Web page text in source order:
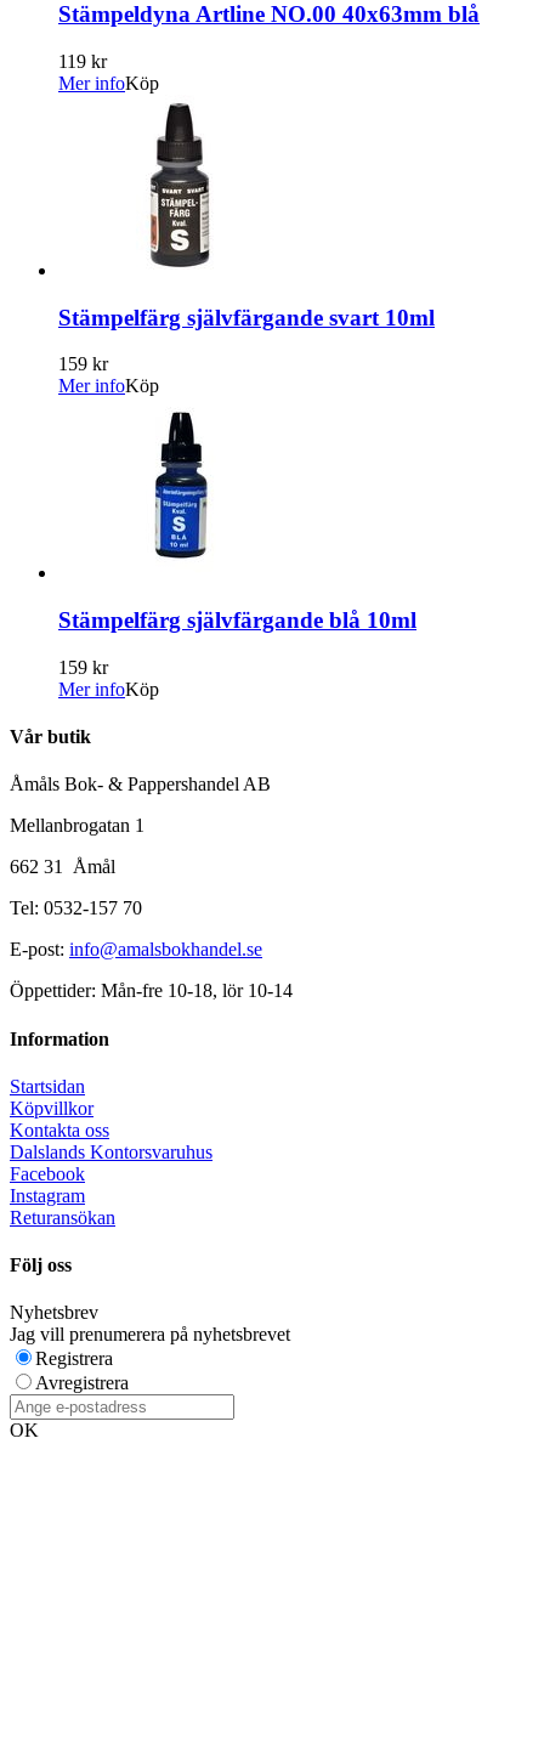
Stämpeldyna Artline NO.00 40x63mm blå
119 kr
Mer infoKöp
Stämpelfärg självfärgande svart 10ml
159 kr
Mer infoKöp
Stämpelfärg självfärgande blå 10ml
159 kr
Mer infoKöp
Vår butik
Åmåls Bok- & Pappershandel AB
Mellanbrogatan 1
662 31 Åmål
Tel: 0532-157 70
E-post: info@amalsbokhandel.se
Öppettider: Mån-fre 10-18, lör 10-14
Information
Startsidan
Köpvillkor
Kontakta oss
Dalslands Kontorsvaruhus
Facebook
Instagram
Returansökan
Följ oss
Nyhetsbrev
Jag vill prenumerera på nyhetsbrevet
Registrera
Avregistrera
OK